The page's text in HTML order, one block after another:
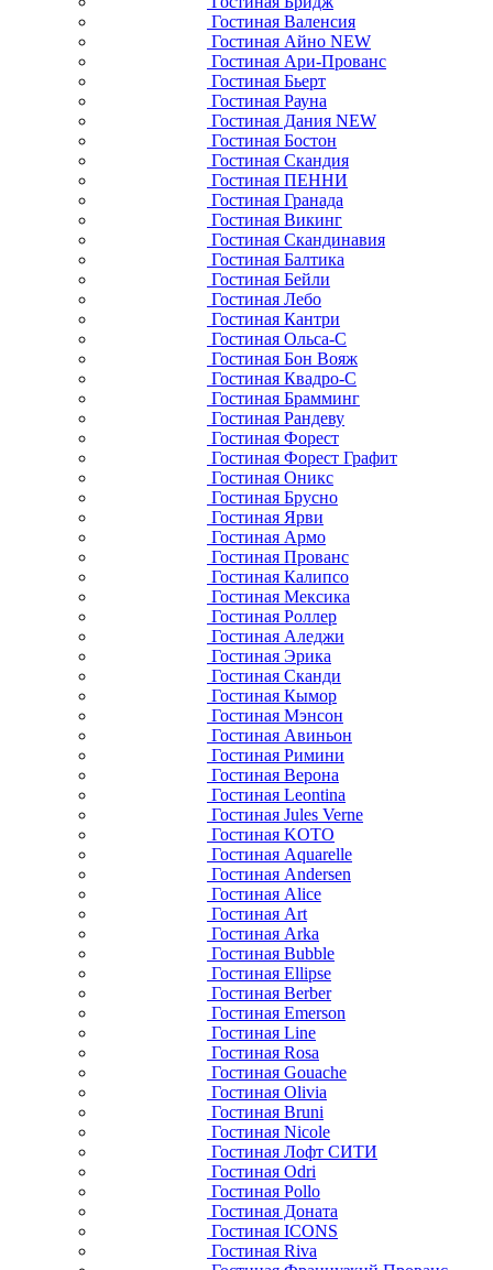
Гостиная Валенсия
Гостиная Айно NEW
Гостиная Ари-Прованс
Гостиная Бьерт
Гостиная Рауна
Гостиная Дания NEW
Гостиная Бостон
Гостиная Скандия
Гостиная ПЕННИ
Гостиная Гранада
Гостиная Викинг
Гостиная Скандинавия
Гостиная Балтика
Гостиная Бейли
Гостиная Лебо
Гостиная Кантри
Гостиная Ольса-С
Гостиная Бон Вояж
Гостиная Квадро-С
Гостиная Брамминг
Гостиная Рандеву
Гостиная Форест
Гостиная Форест Графит
Гостиная Оникс
Гостиная Брусно
Гостиная Ярви
Гостиная Армо
Гостиная Прованс
Гостиная Калипсо
Гостиная Мексика
Гостиная Роллер
Гостиная Аледжи
Гостиная Эрика
Гостиная Сканди
Гостиная Кымор
Гостиная Мэнсон
Гостиная Авиньон
Гостиная Римини
Гостиная Верона
Гостиная Leontina
Гостиная Jules Verne
Гостиная KOTO
Гостиная Aquarelle
Гостиная Andersen
Гостиная Alice
Гостиная Art
Гостиная Arka
Гостиная Bubble
Гостиная Ellipse
Гостиная Berber
Гостиная Emerson
Гостиная Line
Гостиная Rosa
Гостиная Gouache
Гостиная Olivia
Гостиная Bruni
Гостиная Nicole
Гостиная Лофт СИТИ
Гостиная Odri
Гостиная Pollo
Гостиная Доната
Гостиная ICONS
Гостиная Riva